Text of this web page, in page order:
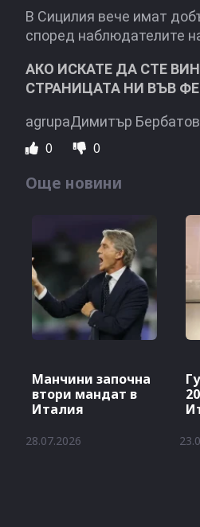
В Сицилия вече имат
според наблюдателите
АКО ИСКАТЕ ДА СТЕ
СТРАНИЦАТА НИ ВЪВ
agrupaДимитър
0 0
Още новини
Манчини започна
втори мандат в
Италия
28.07.2026